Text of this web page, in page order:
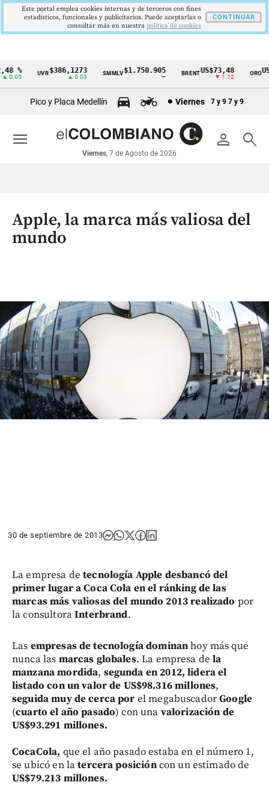
Cintillo
económicos
Colombia
% UVR$386,1273
▲ 0.03
SMMLV$1.750.905 BRENTUS$73,48
▼ 1.12
ORO
Pico y Placa Medellín Viernes 7 y 9 7 y 9
person search
Viernes, 7 de Agosto de 2026
menu
Apple, la marca más valiosa del
mundo
30 de septiembre de 2013
La empresa de tecnología Apple desbancó del
primer lugar a Coca Cola en el ránking de las
marcas más valiosas del mundo 2013realizado por
la consultoraInterbrand.
Las empresas de tecnología dominanhoy más que
nunca las marcas globales. La empresa de la
manzana mordida, segunda en 2012, lidera el
listado con un valor de US$98.316 millones,
seguida muy de cerca por el megabuscadorGoogle
(cuarto el año pasado) con una valorización de
US$93.291 millones.
CocaCola, que el año pasado estaba en el número 1,
se ubicó en latercera posicióncon un estimado de
US$79.213 millones.
Este portal emplea cookies internas y de terceros con fines
estadísticos, funcionales y publicitarios. Puede aceptarlas o
consultar más en nuestra politica de cookies
CONTINUAR